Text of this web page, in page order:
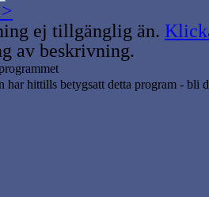
ej tillgänglig än.
av beskrivning.
har hittills betygsatt detta program - bli